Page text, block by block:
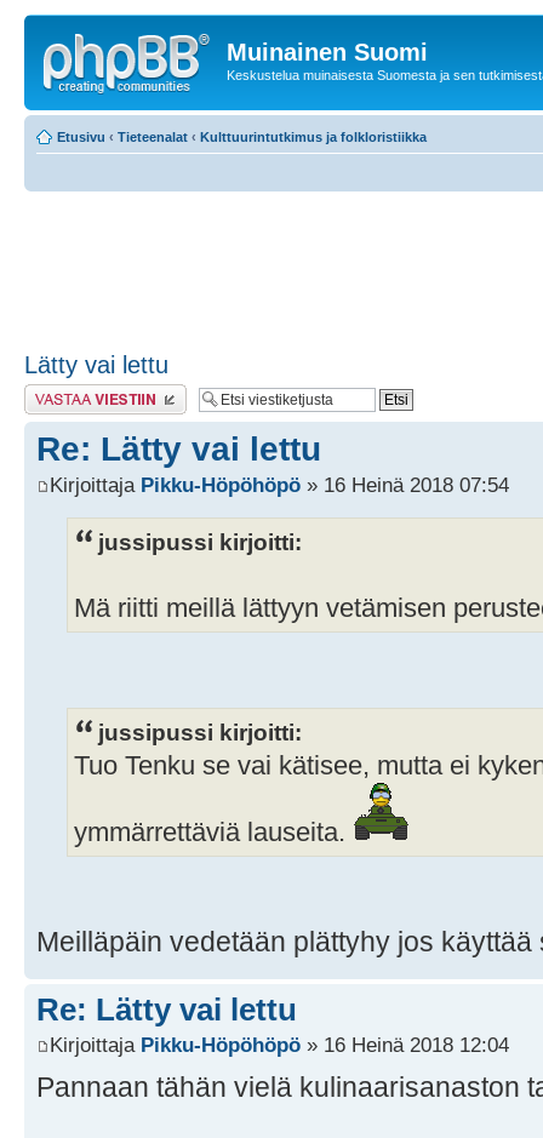
Muinainen Suomi
Keskustelua muinaisesta Suomesta ja sen
Etusivu ‹ Tieteenalat ‹ Kulttuurintutkimus ja folkloristiikka
Lätty vai lettu
Lähetä vastaus
Re: Lätty vai lettu
Kirjoittaja Pikku-Höpöhöpö » 16 Heinä 2018 07:54
jussipussi kirjoitti:
Mä riitti meillä lättyyn vetämisen
jussipussi kirjoitti:
Tuo Tenku se vai kätisee, mutta ei
ymmärrettäviä lauseita.
Meilläpäin vedetään plättyhy jos
Re: Lätty vai lettu
Kirjoittaja Pikku-Höpöhöpö » 16 Heinä 2018 12:04
Pannaan tähän vielä kulinaarisanaston